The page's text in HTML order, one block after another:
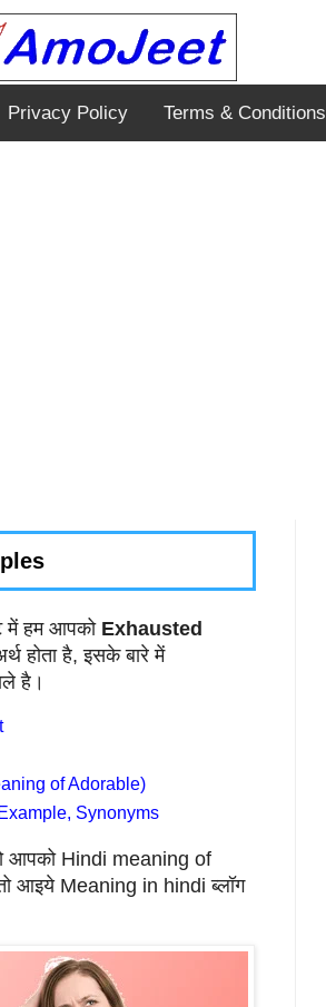
Privacy Policy Terms & Conditions
में हम आपको Exhausted
होता है, इसके बारे में
है।
of Adorable)
Synonyms
आपको Hindi meaning of
आइये Meaning in hindi ब्लॉग